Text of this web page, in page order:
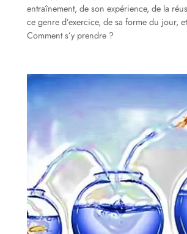
entraînement, de son expérience, de la
ce genre d’exercice, de sa forme du jour,
Comment s’y prendre ?